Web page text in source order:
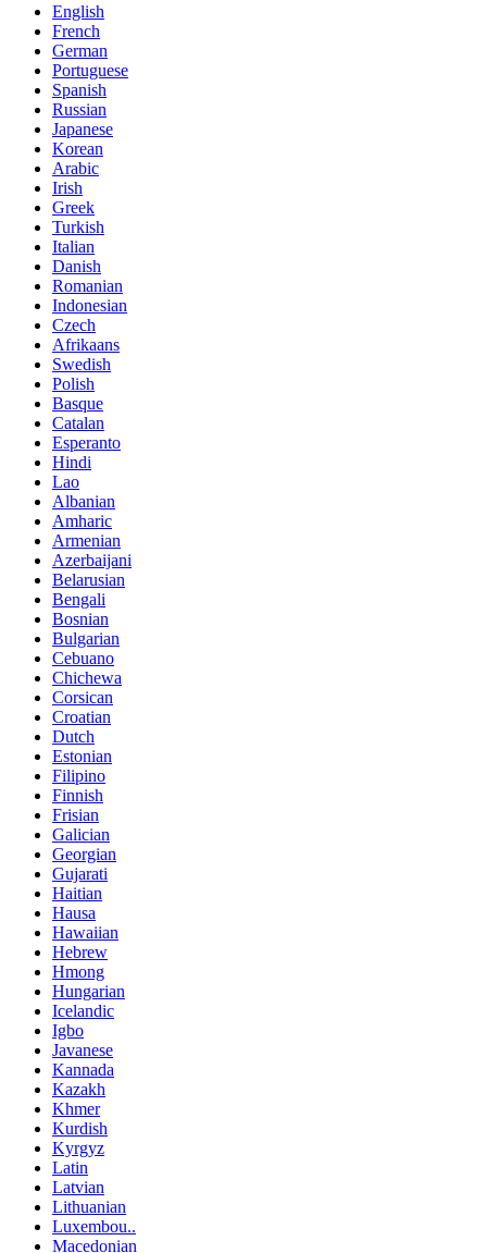
English
French
German
Portuguese
Spanish
Russian
Japanese
Korean
Arabic
Irish
Greek
Turkish
Italian
Danish
Romanian
Indonesian
Czech
Afrikaans
Swedish
Polish
Basque
Catalan
Esperanto
Hindi
Lao
Albanian
Amharic
Armenian
Azerbaijani
Belarusian
Bengali
Bosnian
Bulgarian
Cebuano
Chichewa
Corsican
Croatian
Dutch
Estonian
Filipino
Finnish
Frisian
Galician
Georgian
Gujarati
Haitian
Hausa
Hawaiian
Hebrew
Hmong
Hungarian
Icelandic
Igbo
Javanese
Kannada
Kazakh
Khmer
Kurdish
Kyrgyz
Latin
Latvian
Lithuanian
Luxembou..
Macedonian